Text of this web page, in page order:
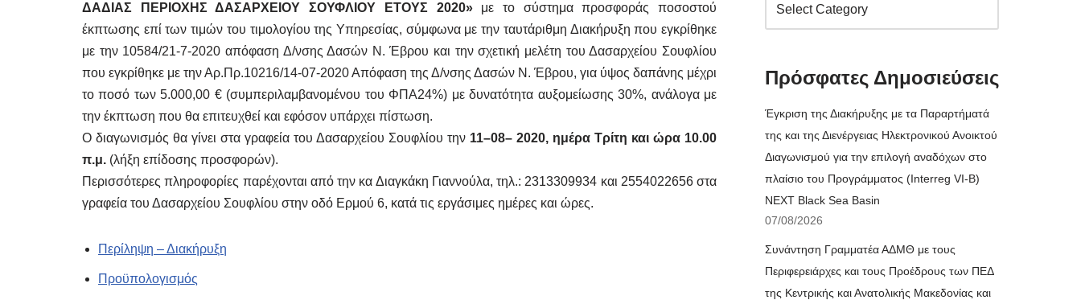
ΔΑΔΙΑΣ ΠΕΡΙΟΧΗΣ ΔΑΣΑΡΧΕΙΟΥ ΣΟΥΦΛΙΟΥ ΕΤΟΥΣ 2020»με το σύστημα προσφοράς ποσοστού
έκπτωσης επί των τιμών του τιμολογίου της Υπηρεσίας, σύμφωνα με την ταυτάριθμη Διακήρυξη που εγκρίθηκε
με την 10584/21-7-2020 απόφαση Δ/νσης Δασών Ν. Έβρου και την σχετική μελέτη του Δασαρχείου Σουφλίου
που εγκρίθηκε με την Αρ.Πρ.10216/14-07-2020 Απόφαση της Δ/νσης Δασών Ν. Έβρου, για ύψος δαπάνης μέχρι
το ποσό των 5.000,00 € (συμπεριλαμβανομένου του ΦΠΑ24%) με δυνατότητα αυξομείωσης 30%, ανάλογα με
την έκπτωση που θα επιτευχθεί και εφόσον υπάρχει πίστωση.
Ο διαγωνισμός θα γίνει στα γραφεία του Δασαρχείου Σουφλίου την 11–08– 2020, ημέρα Τρίτη και ώρα 10.00
π.μ. (λήξη επίδοσης προσφορών).
Περισσότερες πληροφορίες παρέχονται από την κα Διαγκάκη Γιαννούλα, τηλ.: 2313309934 και 2554022656 στα
γραφεία του Δασαρχείου Σουφλίου στην οδό Ερμού 6, κατά τις εργάσιμες ημέρες και ώρες.
Περίληψη – Διακήρυξη
Προϋπολογισμός
Πρόσφατες Δημοσιεύσεις
Έγκριση της Διακήρυξης με τα Παραρτήματά
της και της Διενέργειας Ηλεκτρονικού Ανοικτού
Διαγωνισμού για την επιλογή αναδόχων στο
πλαίσιο του Προγράμματος (Interreg VI-B)
NEXT Black Sea Basin
07/08/2026
Συνάντηση Γραμματέα ΑΔΜΘ με τους
Περιφερειάρχες και τους Προέδρους των ΠΕΔ
της Κεντρικής και Ανατολικής Μακεδονίας και